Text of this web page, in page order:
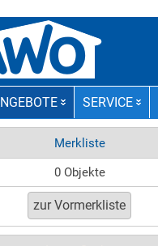
SERVICE
Merkliste
0 Objekte